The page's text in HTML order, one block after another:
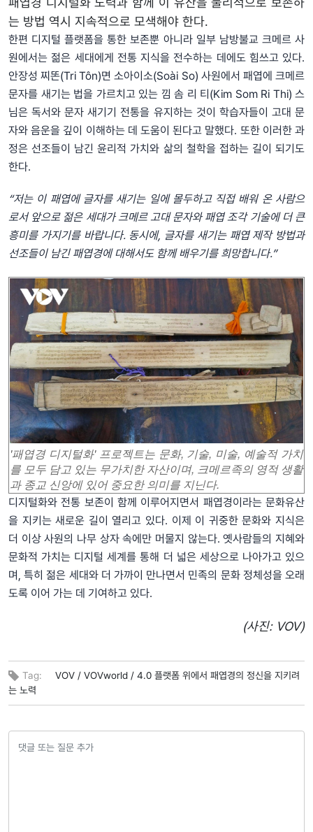
는 방법 역시 지속적으로 모색해야 한다.
한편 디지털 플랫폼을 통한 보존뿐 아니라 일부 남방불교 크메르 사
원에서는 젊은 세대에게 전통 지식을 전수하는 데에도 힘쓰고 있다.
안장성 찌똔(Tri Tôn)면 소아이소(Soài So) 사원에서 패엽에 크메르
문자를 새기는 법을 가르치고 있는 낌 솜 리 티(Kim Som Ri Thi) 스
님은 독서와 문자 새기기 전통을 유지하는 것이 학습자들이 고대 문
자와 음운을 깊이 이해하는 데 도움이 된다고 말했다. 또한 이러한 과
정은 선조들이 남긴 윤리적 가치와 삶의 철학을 접하는 길이 되기도
한다.
“저는 이 패엽에 글자를 새기는 일에 몰두하고 직접 배워 온 사람으
로서 앞으로 젊은 세대가 크메르 고대 문자와 패엽 조각 기술에 더 큰
흥미를 가지기를 바랍니다. 동시에, 글자를 새기는 패엽 제작 방법과
선조들이 남긴 패엽경에 대해서도 함께 배우기를 희망합니다.”
'패엽경 디지털화' 프로젝트는 문화, 기술, 미술, 예술적 가치
를 모두 담고 있는 무가치한 자산이며, 크메르족의 영적 생활
과 종교 신앙에 있어 중요한 의미를 지닌다.
디지털화와 전통 보존이 함께 이루어지면서 패엽경이라는 문화유산
을 지키는 새로운 길이 열리고 있다. 이제 이 귀중한 문화와 지식은
더 이상 사원의 나무 상자 속에만 머물지 않는다. 옛사람들의 지혜와
문화적 가치는 디지털 세계를 통해 더 넓은 세상으로 나아가고 있으
며, 특히 젊은 세대와 더 가까이 만나면서 민족의 문화 정체성을 오래
도록 이어 가는 데 기여하고 있다.
(사진: VOV)
Tag: VOV / VOVworld / 4.0 플랫폼 위에서 패엽경의 정신을 지키려
는 노력